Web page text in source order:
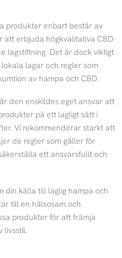
produkter enbart består av
att erbjuda högkvalitativa CBD-
lagstiftning. Det är dock viktigt
lagar och regler som
av hampa och CBD.
den enskildes eget ansvar att
på ett lagligt sätt i
Vi rekommenderar starkt att
de regler som gäller för
ett ansvarsfullt och
din källa till laglig hampa och
till en hälsosam och
produkter för att främja
livsstil.